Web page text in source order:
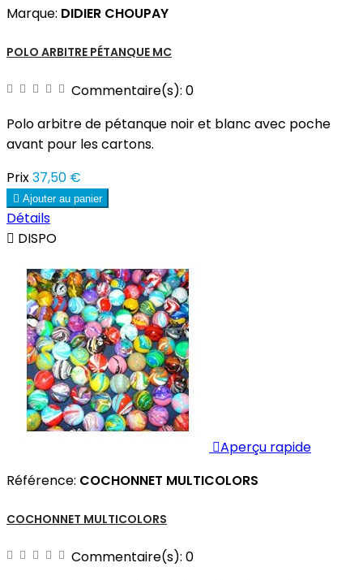
Marque: DIDIER CHOUPAY
POLO ARBITRE PÉTANQUE MC
Commentaire(s): 0
Polo arbitre de pétanque noir et blanc avec poche
avant pour les cartons.
Prix37,50 €
 Ajouter au panier
Détails
 DISPO
Aperçu rapide
Référence: COCHONNET MULTICOLORS
COCHONNET MULTICOLORS
Commentaire(s): 0